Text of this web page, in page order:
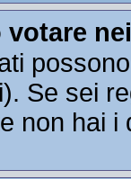
Se sei
non hai